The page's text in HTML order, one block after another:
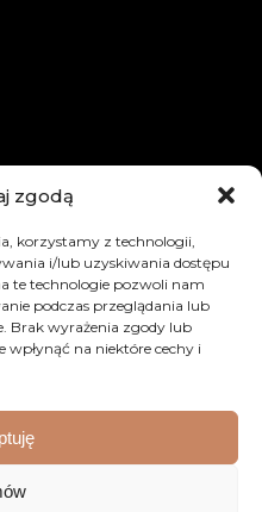
zgodą
korzystamy z technologii,
i/lub uzyskiwania dostępu
te technologie pozwoli nam
podczas przeglądania lub
Brak wyrażenia zgody lub
na niektóre cechy i
prawa zastrzeżone.